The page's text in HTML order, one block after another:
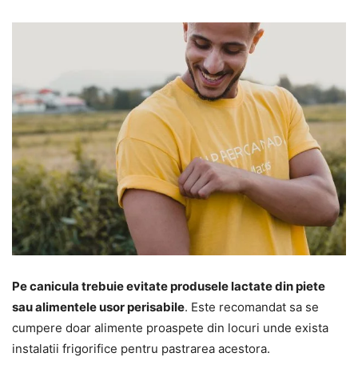
Pe canicula trebuie evitate produsele lactate din piete
sau alimentele usor perisabile. Este recomandat sa se
cumpere doar alimente proaspete din locuri unde exista
instalatii frigorifice pentru pastrarea acestora.